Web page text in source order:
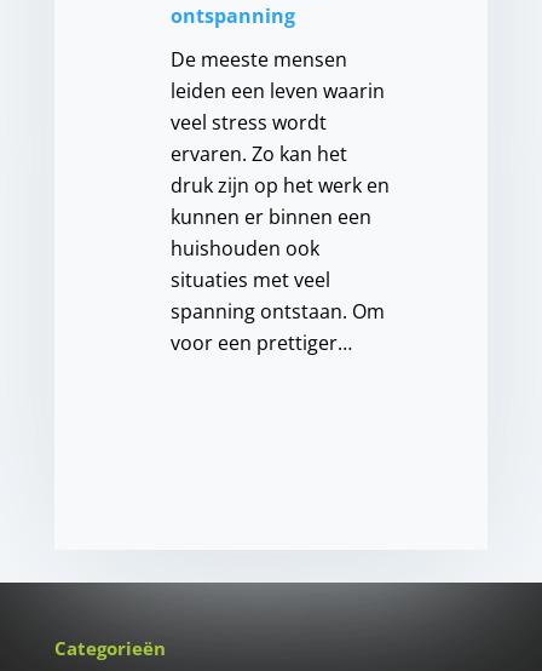
ontspanning
De meeste mensen
leiden een leven waarin
veel stress wordt
ervaren. Zo kan het
druk zijn op het werk en
kunnen er binnen een
huishouden ook
situaties met veel
spanning ontstaan. Om
voor een prettiger…
Categorieën